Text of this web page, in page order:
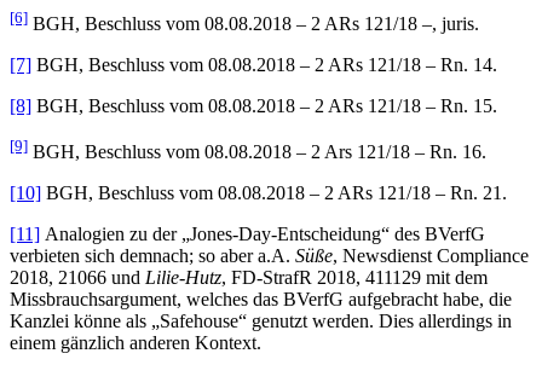
[6] BGH, Beschluss vom 08.08.2018 – 2 ARs 121/18 –, juris.
[7] BGH, Beschluss vom 08.08.2018 – 2 ARs 121/18 – Rn. 14.
[8] BGH, Beschluss vom 08.08.2018 – 2 ARs 121/18 – Rn. 15.
[9] BGH, Beschluss vom 08.08.2018 – 2 Ars 121/18 – Rn. 16.
[10] BGH, Beschluss vom 08.08.2018 – 2 ARs 121/18 – Rn. 21.
[11] Analogien zu der „Jones-Day-Entscheidung“ des BVerfG
verbieten sich demnach; so aber a.A. Süße, Newsdienst Compliance
2018, 21066 und Lilie-Hutz, FD-StrafR 2018, 411129 mit dem
Missbrauchsargument, welches das BVerfG aufgebracht habe, die
Kanzlei könne als „Safehouse“ genutzt werden. Dies allerdings in
einem gänzlich anderen Kontext.